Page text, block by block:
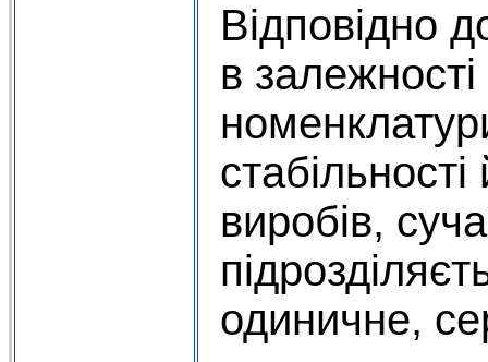
Відповідно
в
виробів,
одиничне,